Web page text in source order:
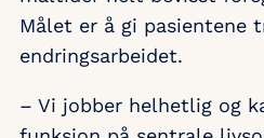
Målet er å gi pasientene
endringsarbeidet.
– Vi jobber helhetlig og